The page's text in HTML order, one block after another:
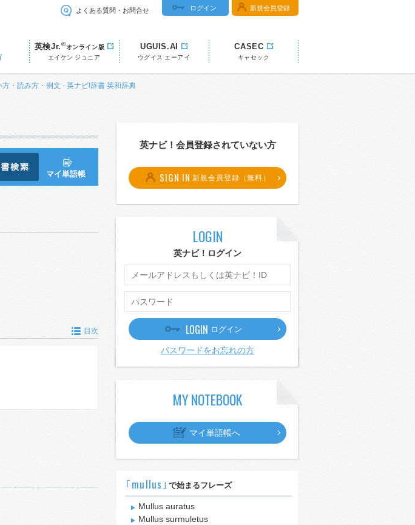
よくある質問・お問合せ ログイン 新規会員登録
英検Jr.®オンライン版
エイケン ジュニア
UGUIS.AI
ウグイス エーアイ
CASEC
キャセック
方・読み方・例文 - 英ナビ!辞書 英和辞典
マイ単語帳
目次
英ナビ！会員登録されていない方
SIGN IN 新規会員登録（無料）
LOGIN
英ナビ！ログイン
LOGIN ログイン
パスワードをお忘れの方
MY NOTEBOOK
マイ単語帳へ
｢mullus｣ で始まるフレーズ
Mullus auratus
Mullus surmuletus